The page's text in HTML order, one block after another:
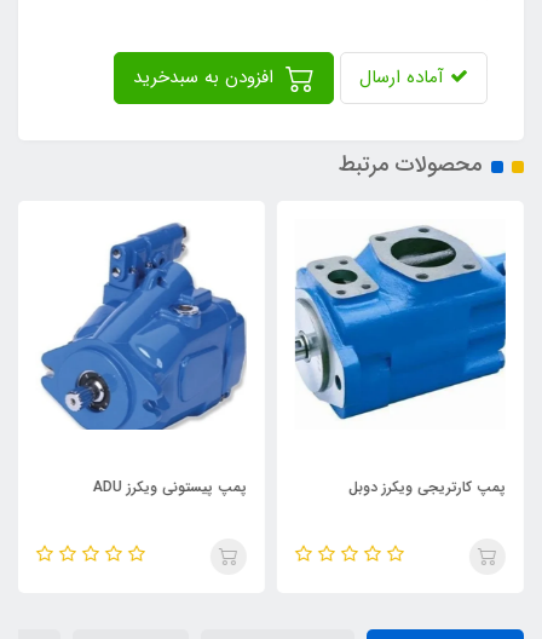
آماده ارسال
محصولات مرتبط
پمپ کارتریجی ویکرز دوبل پمپ پیستونی ویکرز ADU